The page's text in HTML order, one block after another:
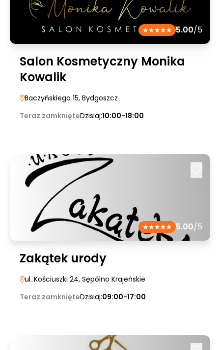
5.00/5
Salon Kosmetyczny Monika
Kowalik
Baczyńskiego 15, Bydgoszcz
Teraz zamknięteDzisiaj:10:00-18:00
5.00/5
Zakątek urody
ul. Kościuszki 24, Sępólno Krajeńskie
Teraz zamknięteDzisiaj:09:00-17:00